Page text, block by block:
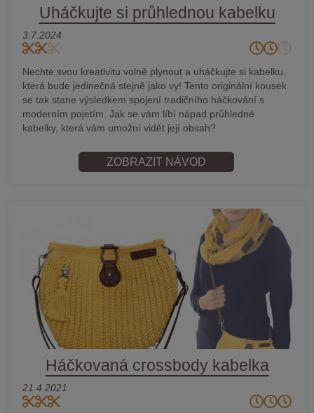
Uháčkujte si průhlednou kabelku
3.7.2024
Nechte svou kreativitu volně plynout a uháčkujte si kabelku,
která bude jedinečná stejně jako vy! Tento originální kousek
se tak stane výsledkem spojení tradičního háčkování s
moderním pojetím. Jak se vám líbí nápad průhledné
kabelky, která vám umožní vidět její obsah?
ZOBRAZIT NÁVOD
Háčkovaná crossbody kabelka
21.4.2021